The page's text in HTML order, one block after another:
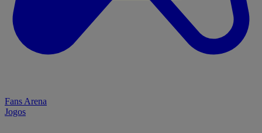
Fans Arena
Jogos